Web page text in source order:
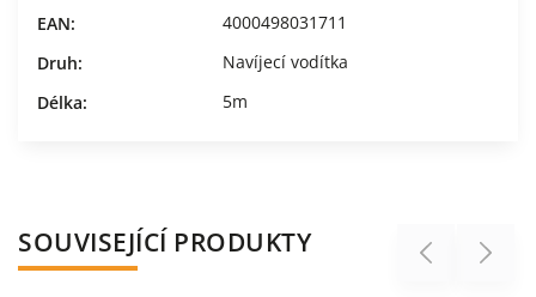
EAN:
4000498031711
Druh:
Navíjecí vodítka
Délka: 5m
SOUVISEJÍCÍ PRODUKTY Previous Next